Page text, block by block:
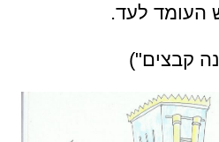
העומד לעד.
קבצים")